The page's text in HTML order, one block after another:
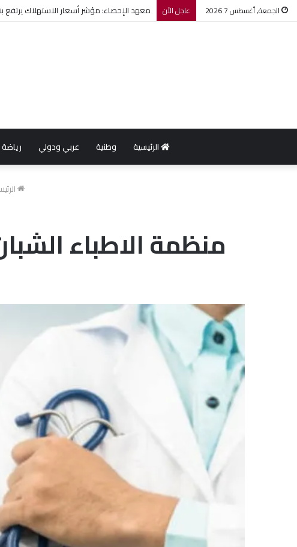
الجمعة, أغسطس 7 2026 عاجل الأن معهد الإحصاء: مؤشر أسعار الاستهلاك يرتفع بنسبة 0,2% خلال شهر
الرئيسية وطنية عربي ودولي رياضة
منظمة الاطباء